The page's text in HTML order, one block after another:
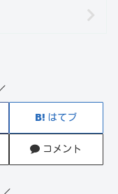
はてブ
コメント